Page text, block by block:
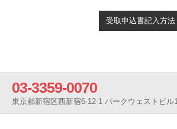
受取申込書記入方法
03-3359-0070
東京都新宿区西新宿6-12-1 パークウェストビ